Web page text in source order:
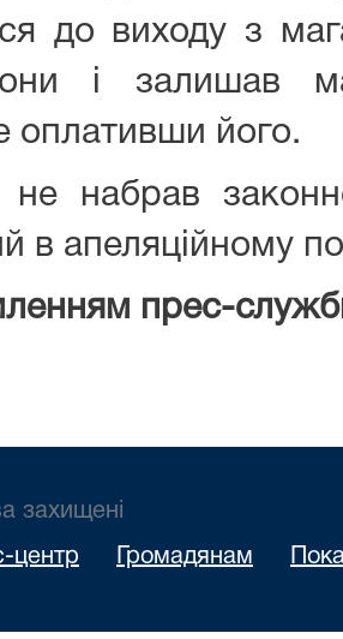
до виходу з
і залишав
оплативши його.
набрав
в апеляційному
прес-
захищені
центр Громадянам